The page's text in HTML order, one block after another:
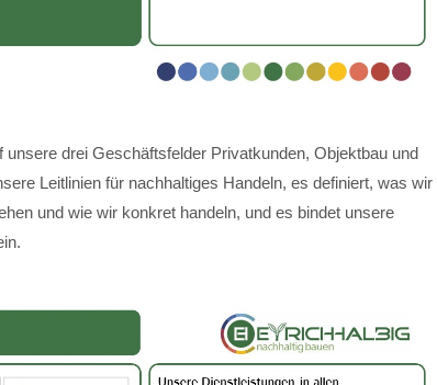
drei Geschäftsfelder Privatkunden, Objektbau und
Leitlinien für nachhaltiges Handeln, es definiert, was wir
und wie wir konkret handeln, und es bindet unsere